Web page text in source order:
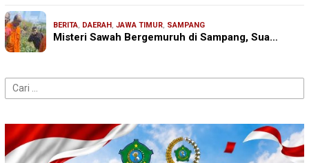
BERITA, DAERAH, JAWA TIMUR, SAMPANG
Misteri Sawah Bergemuruh di Sampang, Sua…
Cari
untuk: